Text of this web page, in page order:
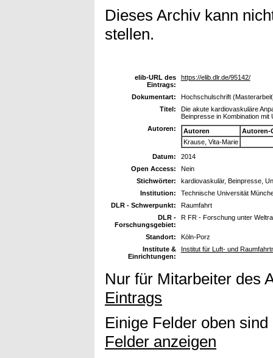
Dieses Archiv kann
stellen.
elib-URL des
Eintrags:
https://elib.dlr.de/95142/
Dokumentart:
Hochschulschrift
Titel:
Die akute kardiovaskuläre
Beinpresse in Kombination
Autoren:
Autoren
Autoren-
Krause, Vita-Marie
Datum:
2014
Open Access:
Nein
Stichwörter:
kardiovaskulär, Beinpresse,
Institution:
Technische Universität
DLR - Schwerpunkt:
Raumfahrt
DLR -
Forschungsgebiet:
R FR - Forschung unter
Standort:
Köln-Porz
Institute &
Einrichtungen:
Institut für Luft- und
Nur für Mitarbeiter des
Eintrags
Einige Felder oben
Felder anzeigen